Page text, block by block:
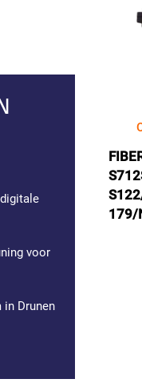
179/
voor
in Drunen